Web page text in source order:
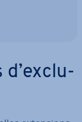
d’ex­clu­